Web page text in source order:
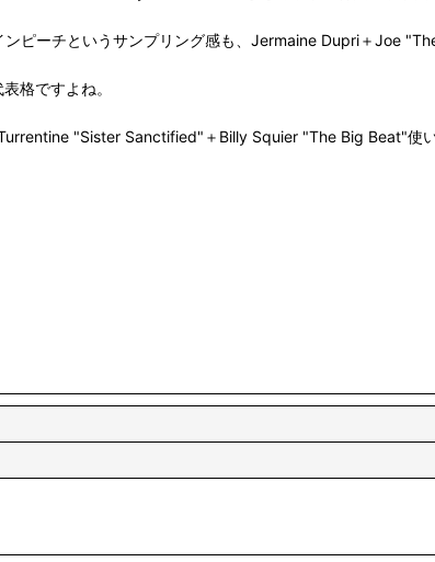
ーチというサンプリング感も、Jermaine Dupri＋Joe
格ですよね。
"Sister Sanctified"＋Billy Squier "The Big Beat"使い